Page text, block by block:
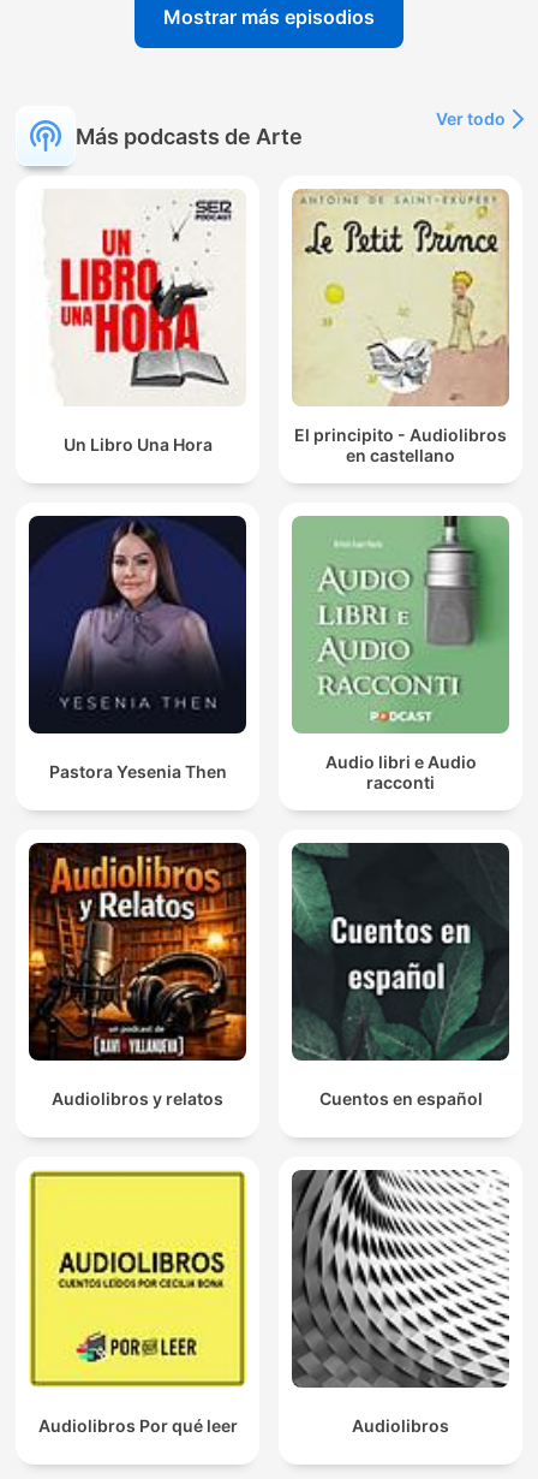
Mostrar más episodios
Más podcasts de Arte
Ver todo
Un Libro Una Hora
El principito - Audiolibros
en castellano
Pastora Yesenia Then
Audio libri e Audio
racconti
Audiolibros y relatos Cuentos en español
Audiolibros Por qué leer Audiolibros